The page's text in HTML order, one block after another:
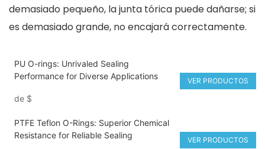
demasiado pequeño, la junta tórica puede dañarse; si
es demasiado grande, no encajará correctamente.
PU O-rings: Unrivaled Sealing
Performance for Diverse Applications
de $
VER PRODUCTOS
PTFE Teflon O-Rings: Superior Chemical
Resistance for Reliable Sealing
VER PRODUCTOS